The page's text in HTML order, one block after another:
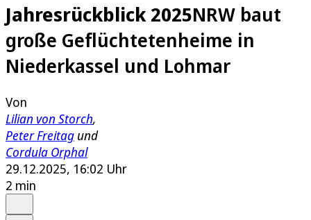
Jahresrückblick 2025NRW baut
große Geflüchtetenheime in
Niederkassel und Lohmar
Von
Lilian von Storch,
Peter Freitag und
Cordula Orphal
29.12.2025, 16:02 Uhr
2 min